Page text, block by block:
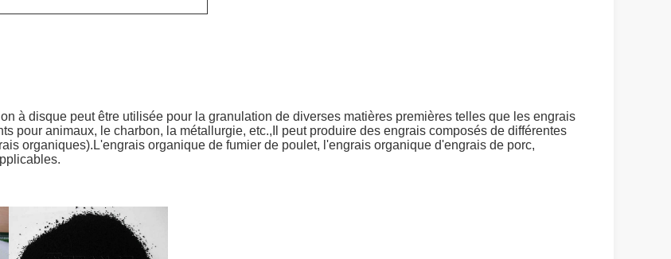
à disque peut être utilisée pour la granulation de diverses matières premières telles que les engrais
pour animaux, le charbon, la métallurgie, etc.,Il peut produire des engrais composés de différentes
organiques).L'engrais organique de fumier de poulet, l'engrais organique d'engrais de porc,